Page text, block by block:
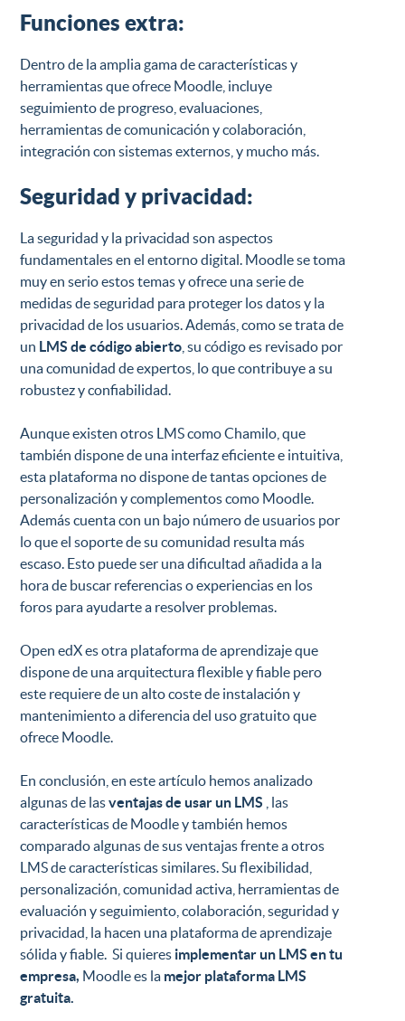
Funciones extra:
Dentro de la amplia gama de características y
herramientas que ofrece Moodle, incluye
seguimiento de progreso, evaluaciones,
herramientas de comunicación y colaboración,
integración con sistemas externos, y mucho más.
Seguridad y privacidad:
La seguridad y la privacidad son aspectos
fundamentales en el entorno digital. Moodle se toma
muy en serio estos temas y ofrece una serie de
medidas de seguridad para proteger los datos y la
privacidad de los usuarios. Además, como se trata de
un LMS de código abierto , su código es revisado por
una comunidad de expertos, lo que contribuye a su
robustez y confiabilidad.
Aunque existen otros LMS como Chamilo, que
también dispone de una interfaz eficiente e intuitiva,
esta plataforma no dispone de tantas opciones de
personalización y complementos como Moodle.
Además cuenta con un bajo número de usuarios por
lo que el soporte de su comunidad resulta más
escaso. Esto puede ser una dificultad añadida a la
hora de buscar referencias o experiencias en los
foros para ayudarte a resolver problemas.
Open edX es otra plataforma de aprendizaje que
dispone de una arquitectura flexible y fiable pero
este requiere de un alto coste de instalación y
mantenimiento a diferencia del uso gratuito que
ofrece Moodle.
En conclusión, en este artículo hemos analizado
algunas de lasventajas de usar un LMS , las
características de Moodle y también hemos
comparado algunas de sus ventajas frente a otros
LMS de características similares. Su flexibilidad,
personalización, comunidad activa, herramientas de
evaluación y seguimiento, colaboración, seguridad y
privacidad, la hacen una plataforma de aprendizaje
sólida y fiable. Si quieres implementar un LMS en tu
empresa, Moodle es la mejor plataforma LMS
gratuita.